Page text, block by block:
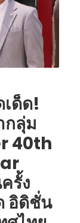
ด็ด!
กลุ่ม
40th
รั้ง
อิดิชั่น